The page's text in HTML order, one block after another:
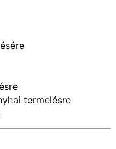
termelésre